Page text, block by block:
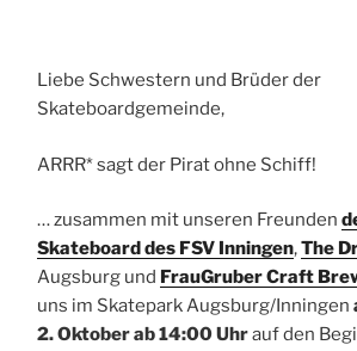
Liebe Schwestern und Brüder der
Skateboardgemeinde,
ARRR* sagt der Pirat ohne Schiff!
… zusammen mit unseren Freunden
Skateboard des FSV Inningen,The
Augsburg und FrauGruber Craft
uns im Skatepark Augsburg/Inningen
2. Oktober ab 14:00 Uhrauf den